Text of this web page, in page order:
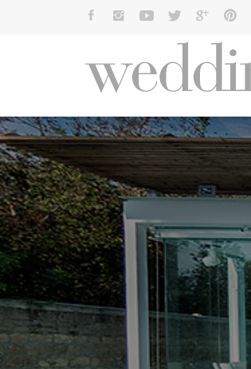
Cerca: